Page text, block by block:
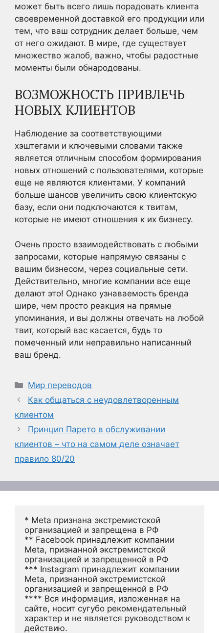
может быть всего лишь порадовать клиента
своевременной доставкой его продукции или
тем, что ваш сотрудник делает больше, чем
от него ожидают. В мире, где существует
множество жалоб, важно, чтобы радостные
моменты были обнародованы.
ВОЗМОЖНОСТЬ ПРИВЛЕЧЬ
НОВЫХ КЛИЕНТОВ
Наблюдение за соответствующими
хэштегами и ключевыми словами также
является отличным способом формирования
новых отношений с пользователями, которые
еще не являются клиентами. У компаний
больше шансов увеличить свою клиентскую
базу, если они подключаются к твитам,
которые не имеют отношения к их бизнесу.
Очень просто взаимодействовать с любыми
запросами, которые напрямую связаны с
вашим бизнесом, через социальные сети.
Действительно, многие компании все еще
делают это! Однако узнаваемость бренда
шире, чем просто реакция на прямые
упоминания, и вы должны отвечать на любой
твит, который вас касается, будь то
помеченный или неправильно написанный
ваш бренд.
Рубрики
Мир переводов
Как общаться с неудовлетворенным
клиентом
Принцип Парето в обслуживании
клиентов – что на самом деле означает
правило 80/20
* Meta признана экстремистской
организацией и запрещена в РФ
** Facebook принадлежит компании
Meta, признанной экстремистской
организацией и запрещенной в РФ
*** Instagram принадлежит компании
Meta, признанной экстремистской
организацией и запрещенной в РФ
**** Вся информация, изложенная на
сайте, носит сугубо рекомендательный
характер и не является руководством к
действию.